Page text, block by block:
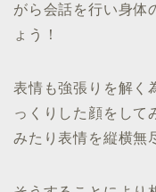
がら会話を行い身体
ょう！
表情も強張りを解く
っくりした顔をして
みたり表情を縦横無